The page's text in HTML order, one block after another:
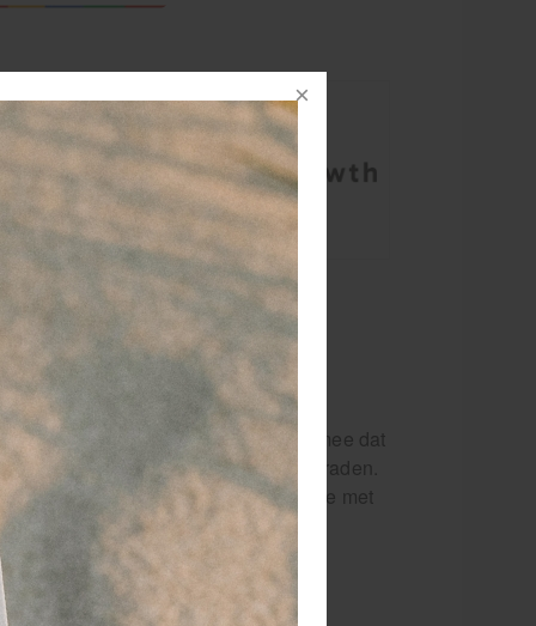
kokos
bekend om
en
de huidverjonging, vertraagt het
eigenschappen, verhoogt de
massageolie! Houd er rekening mee dat
is bij temperaturen boven de 24 graden.
het hoge vetgehalte, in combinatie met
gebruik om dit te voorkomen.
niet worden geretourneerd. Onze